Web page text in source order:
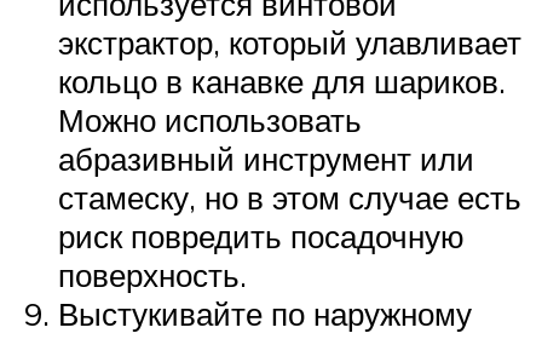
экстрактор, который улавливает
кольцо в канавке для шариков.
Можно использовать
абразивный инструмент или
стамеску, но в этом случае есть
риск повредить посадочную
поверхность.
Выстукивайте по наружному